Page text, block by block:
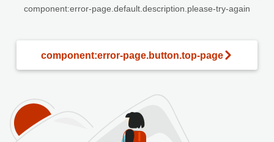
component:error-page.default.description.please-try-again
component:error-page.button.top-page